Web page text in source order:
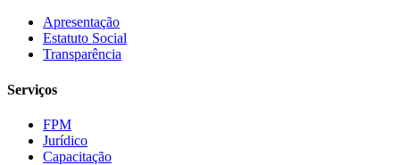
Apresentação
Estatuto Social
Transparência
Serviços
FPM
Jurídico
Capacitação